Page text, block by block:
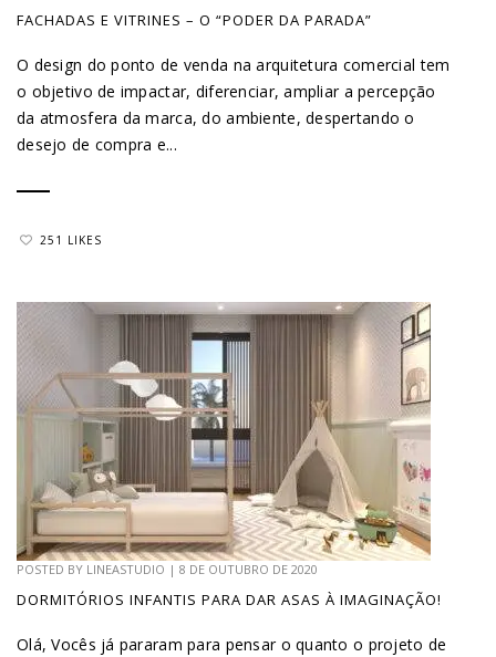
FACHADAS E VITRINES – O “PODER DA PARADA”
O design do ponto de venda na arquitetura comercial tem
o objetivo de impactar, diferenciar, ampliar a percepção
da atmosfera da marca, do ambiente, despertando o
desejo de compra e...
251 LIKES
POSTED BY LINEASTUDIO | 8 DE OUTUBRO DE 2020
DORMITÓRIOS INFANTIS PARA DAR ASAS À IMAGINAÇÃO!
Olá, Vocês já pararam para pensar o quanto o projeto de